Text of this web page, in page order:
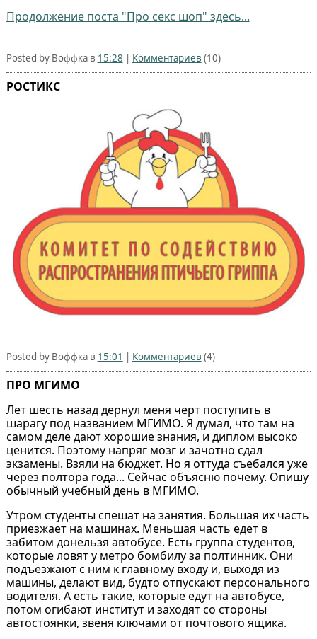
Продолжение поста "Про секс шоп" здесь...
Posted by Воффка в 15:28 | Комментариев (10)
РОСТИКС
Posted by Воффка в 15:01 | Комментариев (4)
ПРО МГИМО
Лет шесть назад дернул меня черт поступить в
шарагу под названием МГИМО. Я думал, что там на
самом деле дают хорошие знания, и диплом высоко
ценится. Поэтому напряг мозг и зачотно сдал
экзамены. Взяли на бюджет. Но я оттуда съебался уже
через полтора года... Сейчас объясню почему. Опишу
обычный учебный день в МГИМО.
Утром студенты спешат на занятия. Большая их часть
приезжает на машинах. Меньшая часть едет в
забитом донельзя автобусе. Есть группа студентов,
которые ловят у метро бомбилу за полтинник. Они
подъезжают с ним к главному входу и, выходя из
машины, делают вид, будто отпускают персонального
водителя. А есть такие, которые едут на автобусе,
потом огибают институт и заходят со стороны
автостоянки, звеня ключами от почтового ящика.